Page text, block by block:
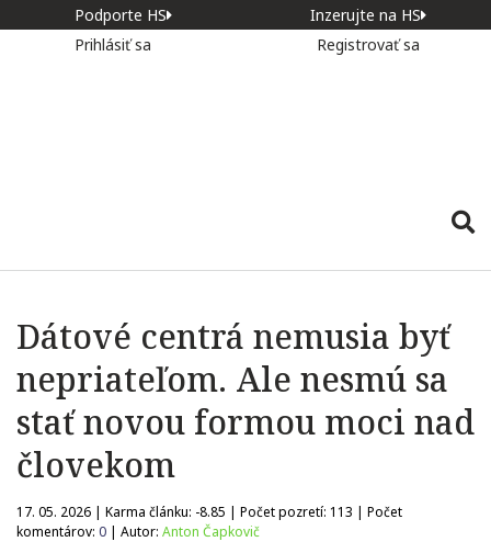
Podporte HS
Inzerujte na HS
Prihlásiť sa
Registrovať sa
Dátové centrá nemusia byť
nepriateľom. Ale nesmú sa
stať novou formou moci nad
človekom
17. 05. 2026 | Karma článku: -8.85 | Počet pozretí: 113 | Počet
komentárov: 0 | Autor: Anton Čapkovič